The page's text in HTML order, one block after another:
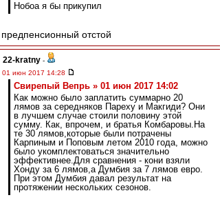
Нобоа я бы прикупил
предпенсионный отстой
22-kratny -
01 июн 2017 14:28
Свирепый Вепрь » 01 июн 2017 14:02
Как можно было заплатить суммарно 20
лямов за середняков Пареху и Макгиди? Они
в лучшем случае стоили половину этой
сумму. Как, впрочем, и братья Комбаровы.На
те 30 лямов,которые были потрачены
Карпиным и Поповым летом 2010 года, можно
было укомплектоваться значительно
эффективнее.Для сравнения - кони взяли
Хонду за 6 лямов,а Думбия за 7 лямов евро.
При этом Думбия давал результат на
протяжении нескольких сезонов.